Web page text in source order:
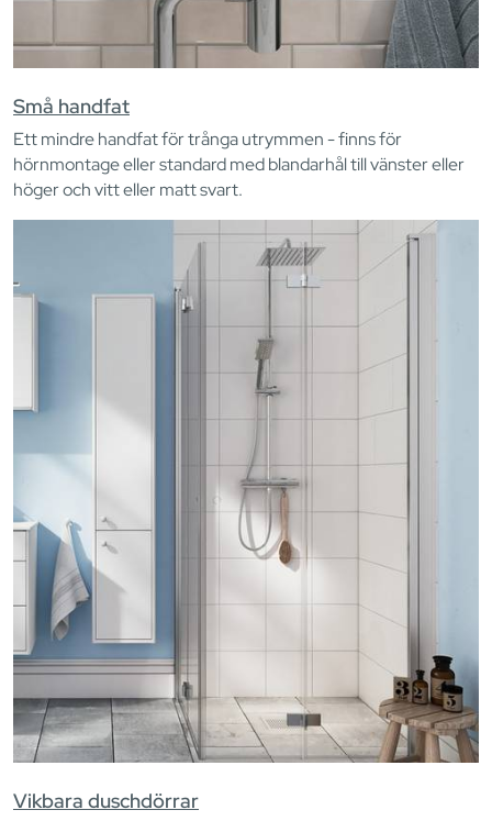
Små handfat
Ett mindre handfat för trånga utrymmen - finns för
hörnmontage eller standard med blandarhål till vänster eller
höger och vitt eller matt svart.
Vikbara duschdörrar